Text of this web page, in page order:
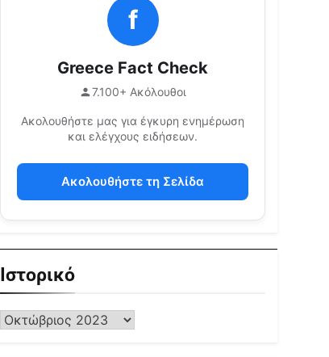
f
Greece Fact Check
7.100+ Ακόλουθοι
Ακολουθήστε μας για έγκυρη ενημέρωση
και ελέγχους ειδήσεων.
Ακολουθήστε τη Σελίδα
Ιστορικό